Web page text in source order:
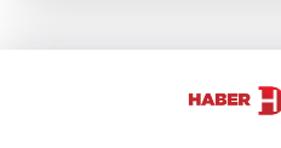
YENİ Parti,